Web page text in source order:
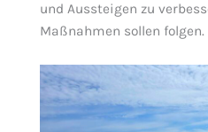
und Aussteigen zu
Maßnahmen sollen folgen.